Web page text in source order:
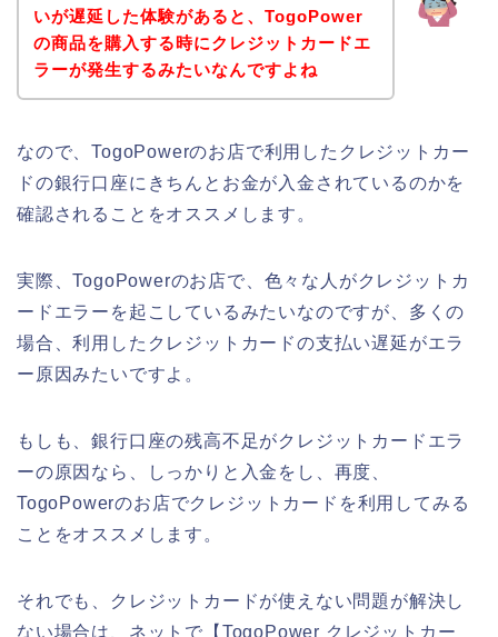
いが遅延した体験があると、TogoPower
の商品を購入する時にクレジットカードエ
ラーが発生するみたいなんですよね
なので、TogoPowerのお店で利用したクレジットカー
ドの銀行口座にきちんとお金が入金されているのかを
確認されることをオススメします。
実際、TogoPowerのお店で、色々な人がクレジットカ
ードエラーを起こしているみたいなのですが、多くの
場合、利用したクレジットカードの支払い遅延がエラ
ー原因みたいですよ。
もしも、銀行口座の残高不足がクレジットカードエラ
ーの原因なら、しっかりと入金をし、再度、
TogoPowerのお店でクレジットカードを利用してみる
ことをオススメします。
それでも、クレジットカードが使えない問題が解決し
ない場合は、ネットで【TogoPower クレジットカー